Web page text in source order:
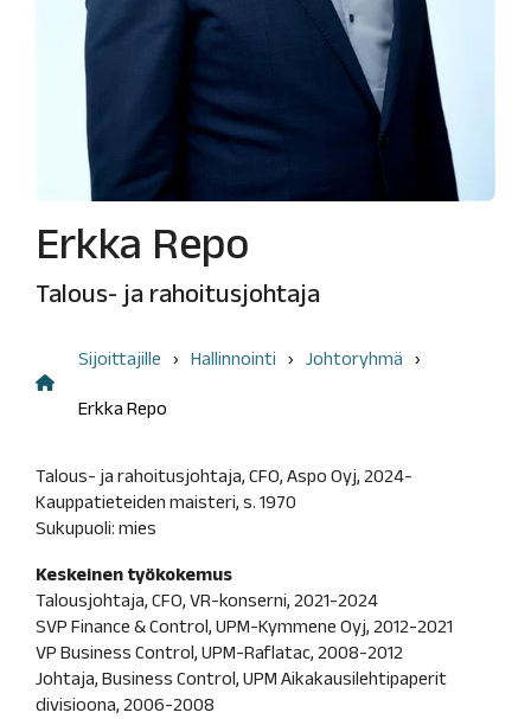
kysymykset
Tuloskeskus
Avainluvut
vuosittain
Rahoitusrakenne
Tunnuslukujen
laskentakaavat
Liputusilmoitukset
Nimitystoimikunta
Sisäpiirihallinto
Yhtiöjärjestys
Erkka Repo
Talous- ja rahoitusjohtaja
Sijoittajille Hallinnointi Johtoryhmä
Erkka Repo
Talous- ja rahoitusjohtaja, CFO, Aspo Oyj, 2024-
Kauppatieteiden maisteri, s. 1970
Sukupuoli: mies
Keskeinen työkokemus
Talousjohtaja, CFO, VR-konserni, 2021-2024
SVP Finance & Control, UPM-Kymmene Oyj, 2012-2021
VP Business Control, UPM-Raflatac, 2008-2012
Johtaja, Business Control, UPM Aikakausilehtipaperit
divisioona, 2006-2008